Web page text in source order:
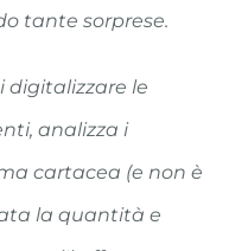
tante sorprese.
digitalizzare le
analizza i
cartacea (e non è
la quantità e